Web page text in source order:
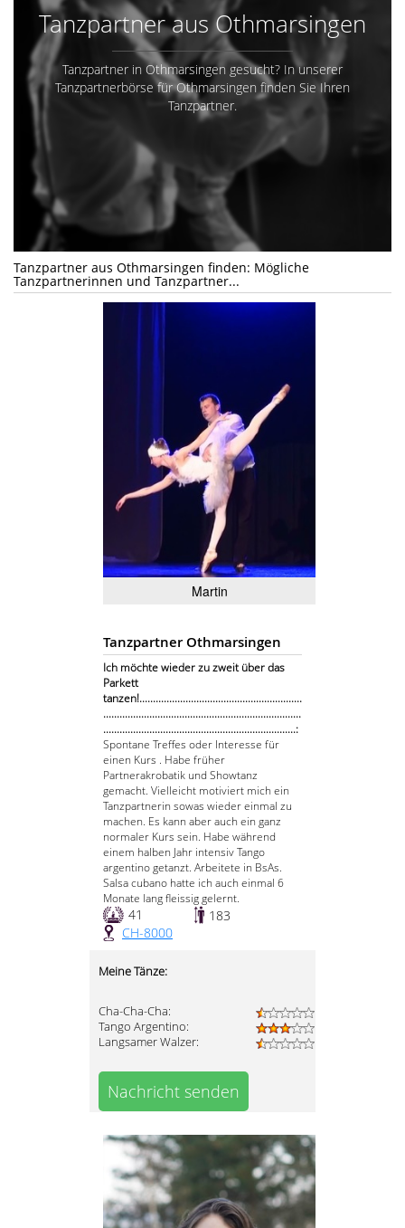
Tanzpartner aus Othmarsingen
Tanzpartner in Othmarsingen gesucht? In unserer
Tanzpartnerbörse für Othmarsingen finden Sie Ihren
Tanzpartner.
Tanzpartner aus Othmarsingen finden: Mögliche
Tanzpartnerinnen und Tanzpartner...
Martin
Tanzpartner Othmarsingen
Ich möchte wieder zu zweit über das
Parkett
tanzen!............................................................
.........................................................................
.......................................................................:
Spontane Treffes oder Interesse für
einen Kurs . Habe früher
Partnerakrobatik und Showtanz
gemacht. Vielleicht motiviert mich ein
Tanzpartnerin sowas wieder einmal zu
machen. Es kann aber auch ein ganz
normaler Kurs sein. Habe während
einem halben Jahr intensiv Tango
argentino getanzt. Arbeitete in BsAs.
Salsa cubano hatte ich auch einmal 6
Monate lang fleissig gelernt.
41
183
CH-8000
Meine Tänze:
Cha-Cha-Cha:
Tango Argentino:
Langsamer Walzer:
Nachricht senden